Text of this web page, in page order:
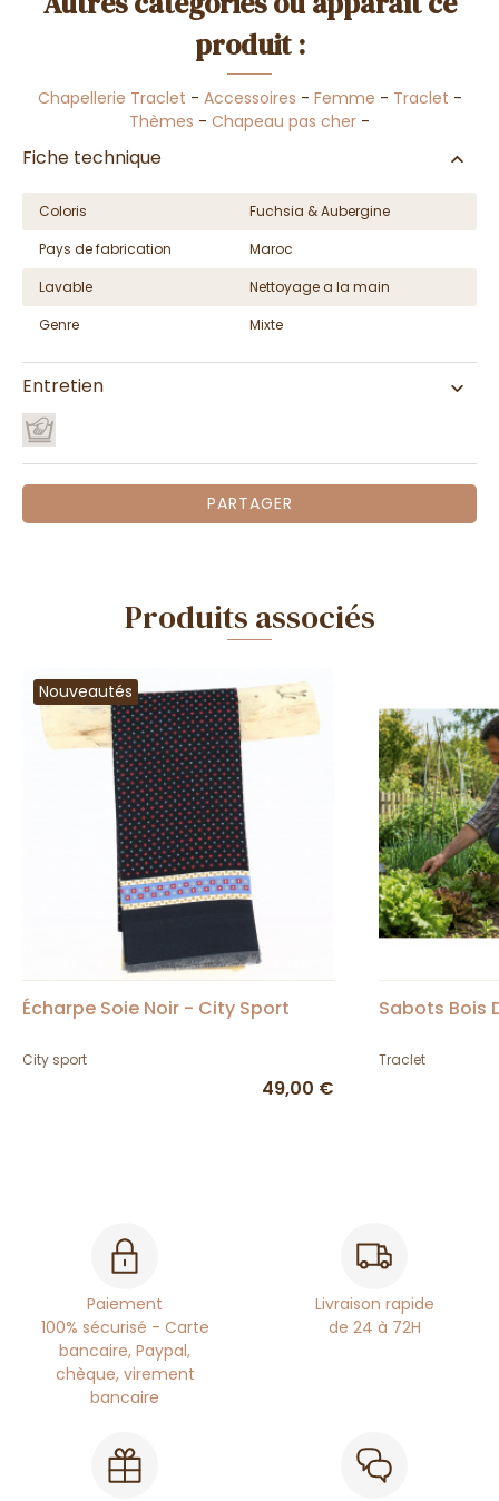
produit :
Chapellerie Traclet - Accessoires - Femme - Traclet -
Thèmes - Chapeau pas cher -
Fiche technique
Coloris
Fuchsia & Aubergine
Pays de fabrication
Maroc
Lavable
Nettoyage a la main
Genre
Mixte
Entretien
PARTAGER
Produits associés
Nouveautés
Écharpe Soie Noir - City Sport
City sport
49,00 €
Sabots Bois
Traclet
Paiement
100% sécurisé - Carte
bancaire, Paypal,
chèque, virement
bancaire
Livraison rapide
de 24 à 72H